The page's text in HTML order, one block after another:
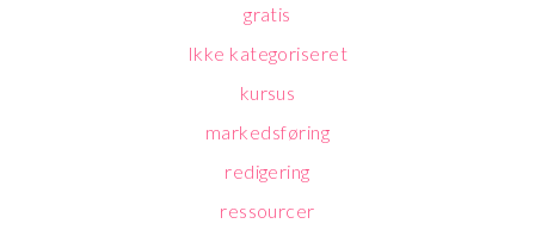
gratis
Ikke kategoriseret
kursus
markedsføring
redigering
ressourcer